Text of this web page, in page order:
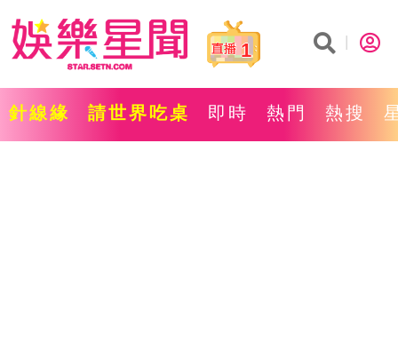
1
針線緣 請世界吃桌 即時 熱門 熱搜